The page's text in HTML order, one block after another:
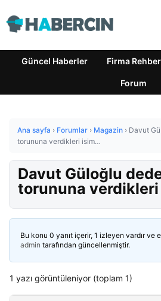
Güncel Haberler Firma
Forum
Ana sayfa › Forumlar › Magazin › Davut
torununa verdikleri isim…
Davut Güloğlu
torununa
Bu konu 0 yanıt içerir, 1 izleyen vardır ve
admin tarafından güncellenmiştir.
1 yazı görüntüleniyor (toplam 1)